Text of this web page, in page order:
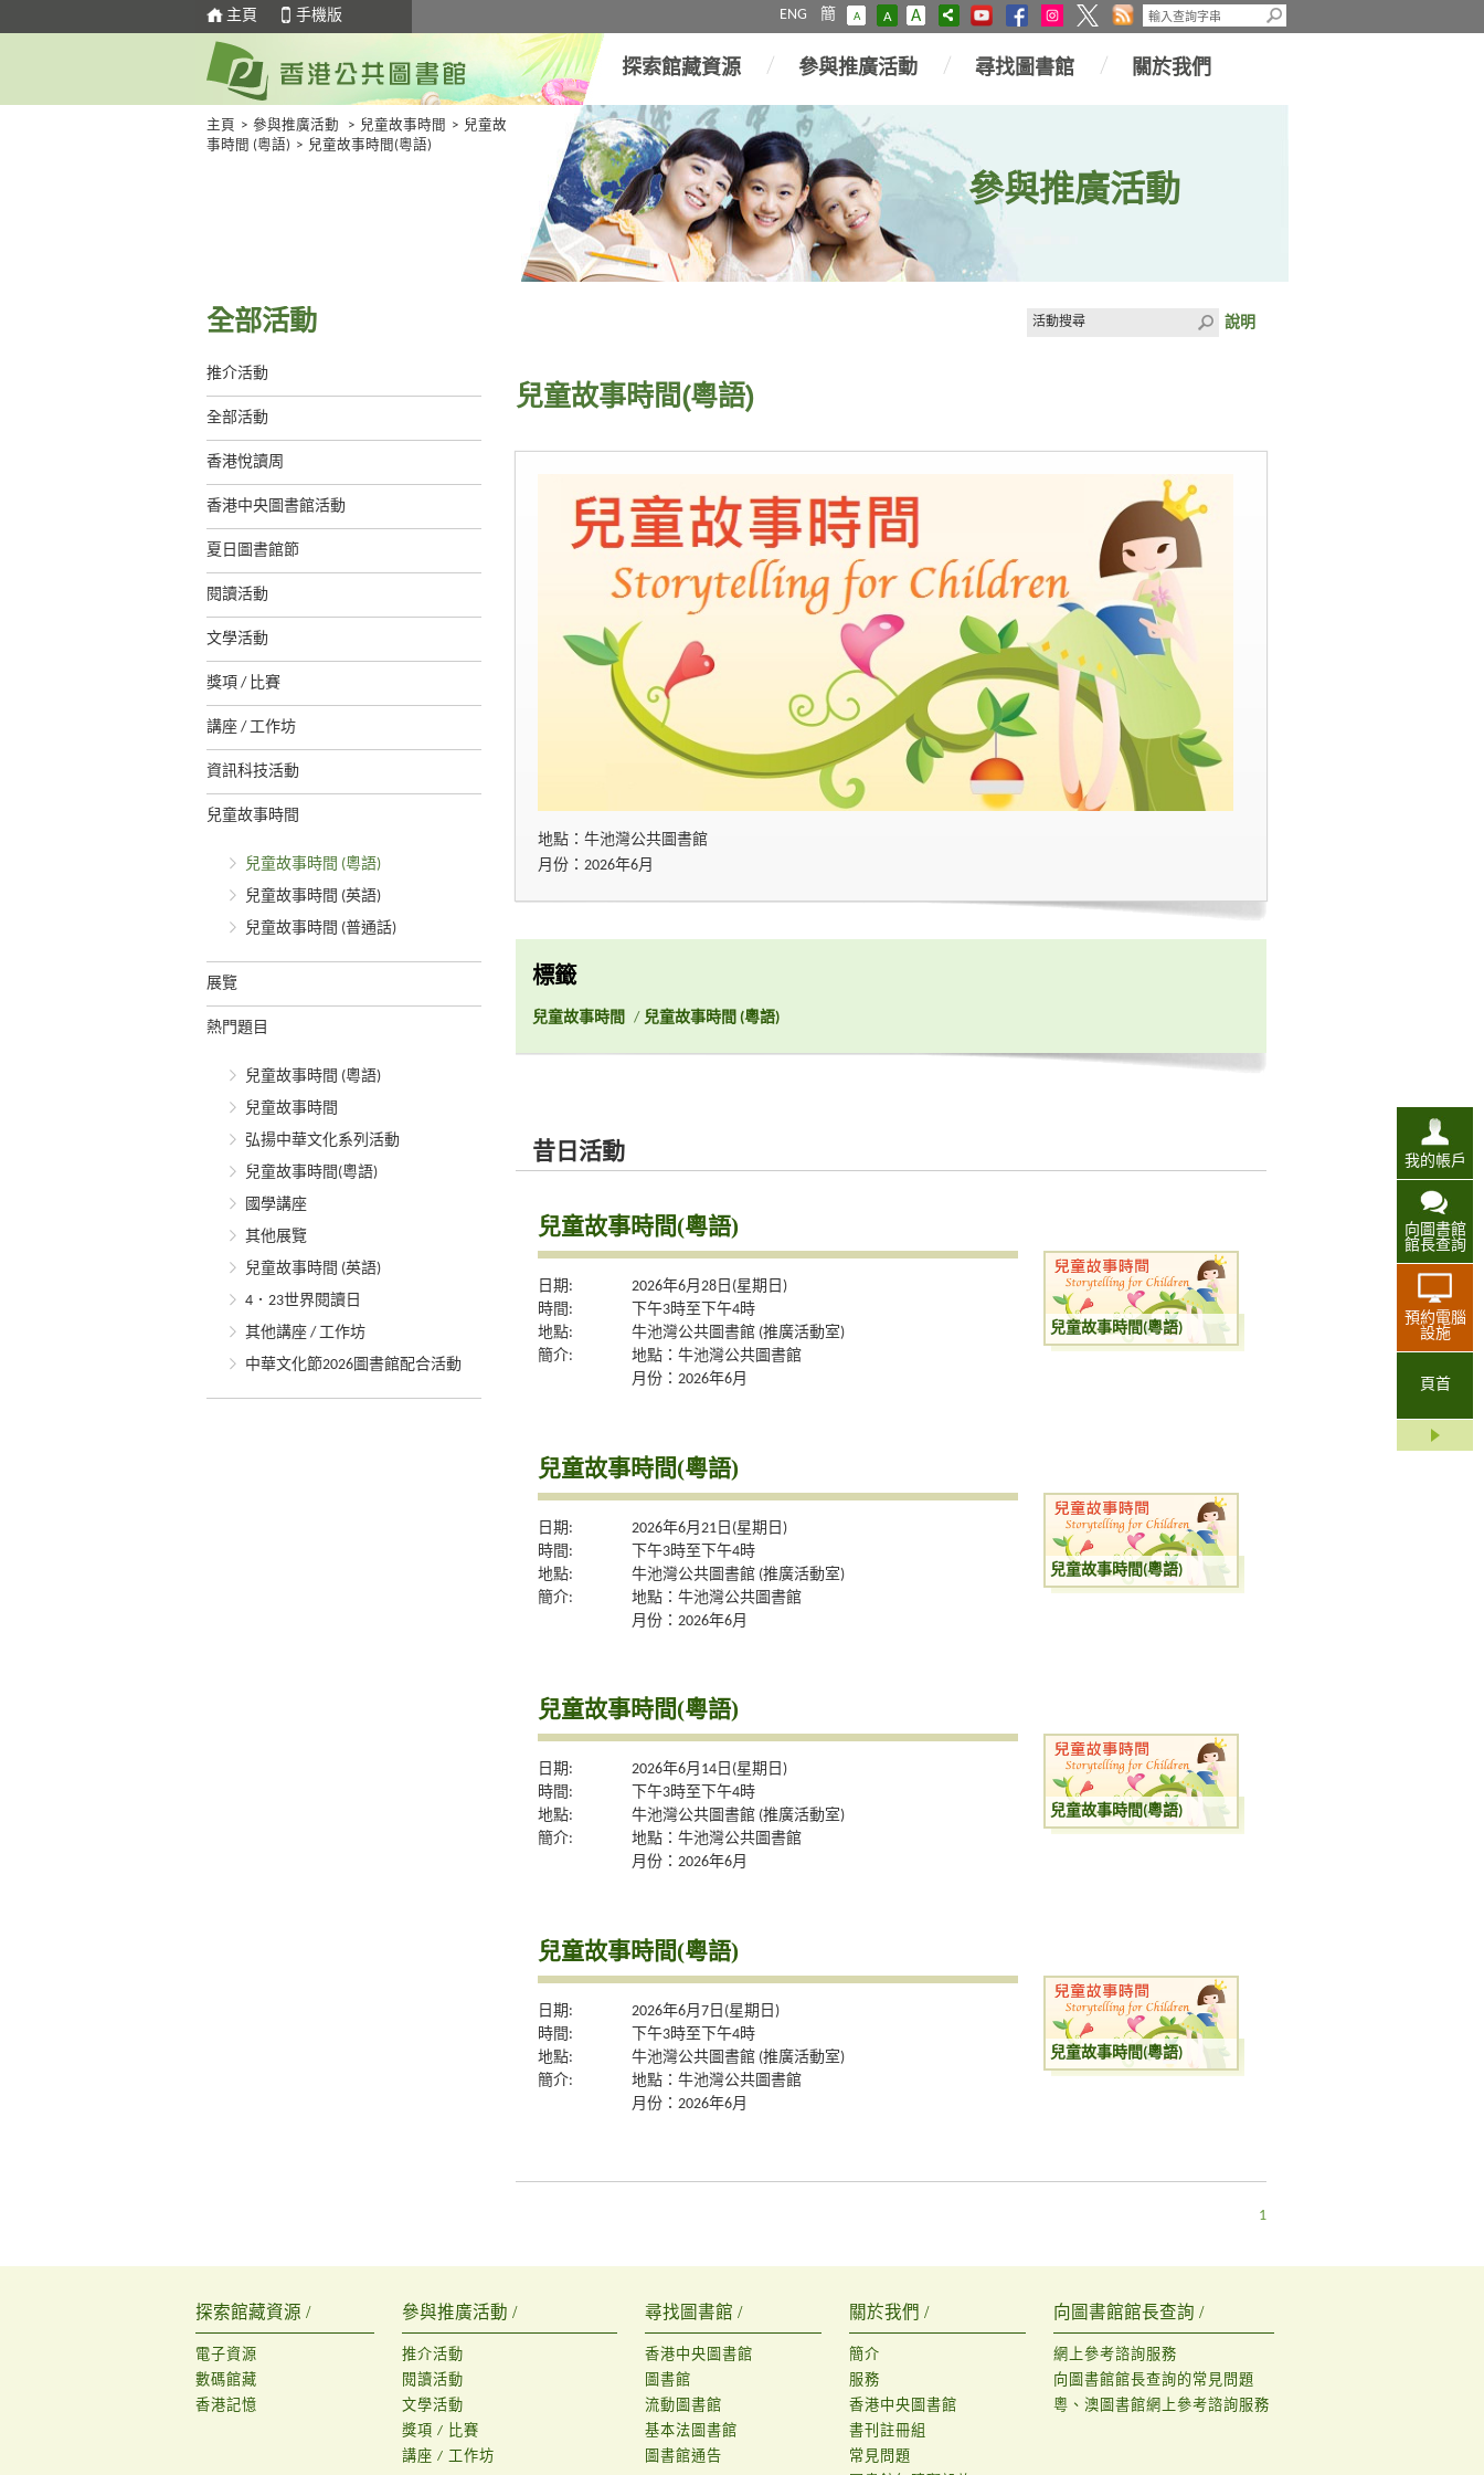
主頁 手機版 ENG 簡 A A A
我的帳戶
向圖書館
館長查詢
預約電腦
設施
頁首
探索館藏資源 參與推廣活動 尋找圖書館 關於我們
主頁 > 參與推廣活動 > 兒童故事時間 > 兒童故
事時間 (粵語) > 兒童故事時間(粵語)
參與推廣活動
全部活動
推介活動
全部活動
香港悅讀周
香港中央圖書館活動
夏日圖書館節
閱讀活動
文學活動
獎項 / 比賽
講座 / 工作坊
資訊科技活動
兒童故事時間
兒童故事時間 (粵語)
兒童故事時間 (英語)
兒童故事時間 (普通話)
展覽
熱門題目
兒童故事時間 (粵語)
兒童故事時間
弘揚中華文化系列活動
兒童故事時間(粵語)
國學講座
其他展覽
兒童故事時間 (英語)
4．23世界閱讀日
其他講座 / 工作坊
中華文化節2026圖書館配合活動
說明
兒童故事時間(粵語)
地點：牛池灣公共圖書館
月份：2026年6月
標籤
兒童故事時間 / 兒童故事時間 (粵語)
昔日活動
兒童故事時間(粵語)
日期:
2026年6月28日(星期日)
時間:
下午3時至下午4時
地點:
牛池灣公共圖書館 (推廣活動室)
簡介:
地點：牛池灣公共圖書館
月份：2026年6月
兒童故事時間(粵語)
兒童故事時間(粵語)
日期:
2026年6月21日(星期日)
時間:
下午3時至下午4時
地點:
牛池灣公共圖書館 (推廣活動室)
簡介:
地點：牛池灣公共圖書館
月份：2026年6月
兒童故事時間(粵語)
兒童故事時間(粵語)
日期:
2026年6月14日(星期日)
時間:
下午3時至下午4時
地點:
牛池灣公共圖書館 (推廣活動室)
簡介:
地點：牛池灣公共圖書館
月份：2026年6月
兒童故事時間(粵語)
兒童故事時間(粵語)
日期:
2026年6月7日(星期日)
時間:
下午3時至下午4時
地點:
牛池灣公共圖書館 (推廣活動室)
簡介:
地點：牛池灣公共圖書館
月份：2026年6月
兒童故事時間(粵語)
1
探索館藏資源 /
電子資源
數碼館藏
香港記憶
參與推廣活動 /
推介活動
閱讀活動
文學活動
獎項 / 比賽
講座 / 工作坊
尋找圖書館 /
香港中央圖書館
圖書館
流動圖書館
基本法圖書館
圖書館通告
關於我們 /
簡介
服務
香港中央圖書館
書刊註冊組
常見問題
向圖書館館長查詢 /
網上參考諮詢服務
向圖書館館長查詢的常見問題
粵、澳圖書館網上參考諮詢服務